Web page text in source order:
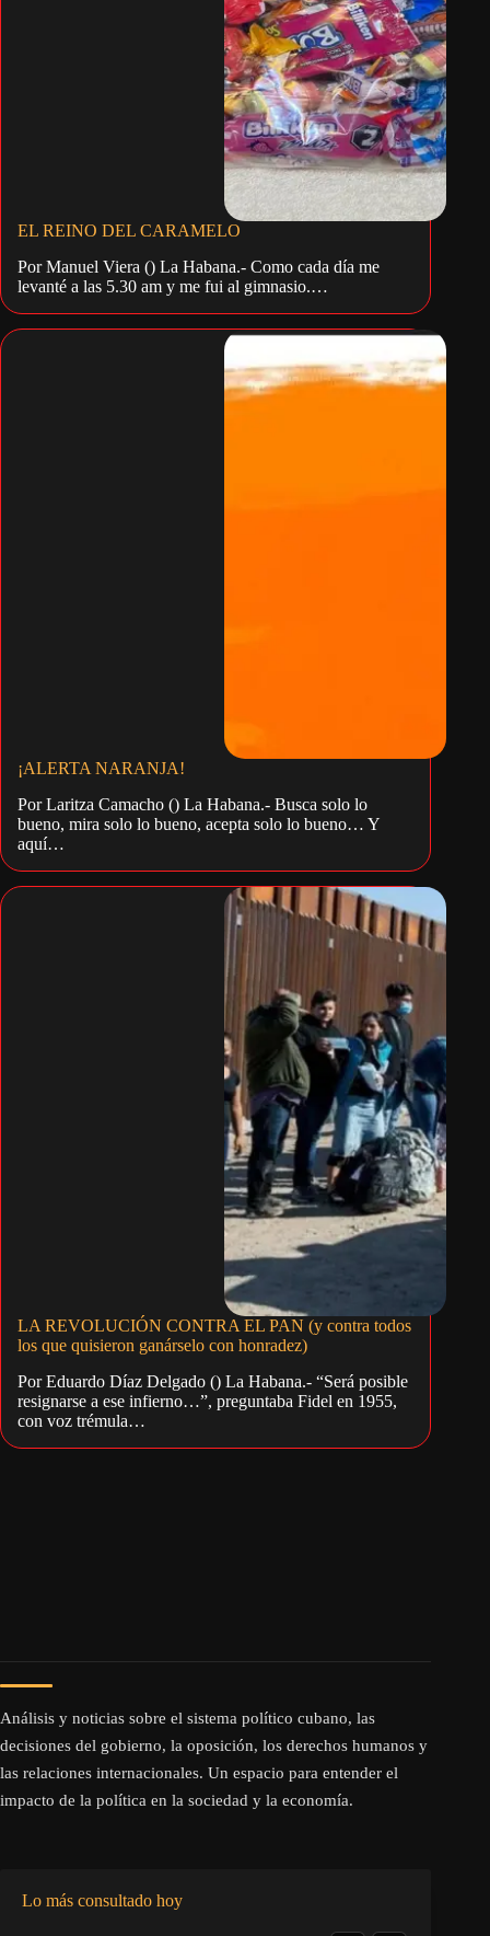
EL REINO DEL CARAMELO
Por Manuel Viera () La Habana.- Como cada día me
levanté a las 5.30 am y me fui al gimnasio.…
¡ALERTA NARANJA!
Por Laritza Camacho () La Habana.- Busca solo lo
bueno, mira solo lo bueno, acepta solo lo bueno… Y
aquí…
LA REVOLUCIÓN CONTRA EL PAN (y contra todos
los que quisieron ganárselo con honradez)
Por Eduardo Díaz Delgado () La Habana.- “Será posible
resignarse a ese infierno…”, preguntaba Fidel en 1955,
con voz trémula…
Análisis y noticias sobre el sistema político cubano, las
decisiones del gobierno, la oposición, los derechos humanos y
las relaciones internacionales. Un espacio para entender el
impacto de la política en la sociedad y la economía.
Lo más consultado hoy